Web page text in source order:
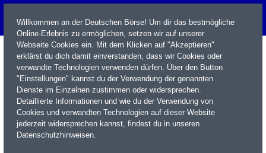
Name / WKN / ISIN / Kürzel
Willkommen an der Deutschen Börse! Um dir das bestmögliche
Online-Erlebnis zu ermöglichen, setzen wir auf unserer
Webseite Cookies ein. Mit dem Klicken auf "Akzeptieren"
erklärst du dich damit einverstanden, dass wir Cookies oder
verwandte Technologien verwenden dürfen. Über den Button
"Einstellungen" kannst du der Verwendung der genannten
Dienste im Einzelnen zustimmen oder widersprechen.
Detaillierte Informationen und wie du der Verwendung von
Cookies und verwandten Technologien auf dieser Website
jederzeit widersprechen kannst, findest du in unseren
Datenschutzhinweisen.